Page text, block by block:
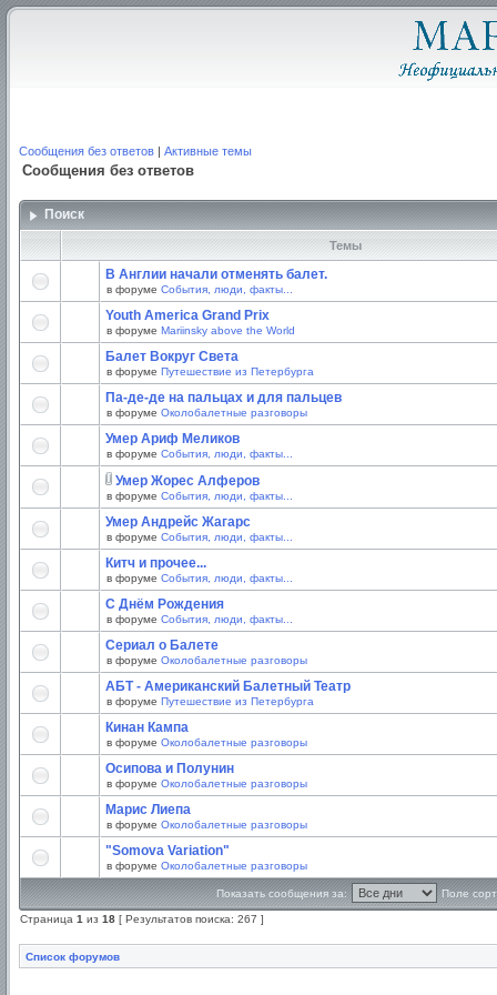
Сообщения без ответов | Активные темы
Сообщения без ответов
Поиск
Темы
В Англии начали отменять балет.
в форуме События, люди, факты...
Youth America Grand Prix
в форуме Mariinsky above the World
Балет Вокруг Света
в форуме Путешествие из Петербурга
Па-де-де на пальцах и для пальцев
в форуме Околобалетные разговоры
Умер Ариф Меликов
в форуме События, люди, факты...
Умер Жорес Алферов
в форуме События, люди, факты...
Умер Андрейс Жагарс
в форуме События, люди, факты...
Китч и прочее...
в форуме События, люди, факты...
С Днём Рождения
в форуме События, люди, факты...
Сериал о Балете
в форуме Околобалетные разговоры
АБТ - Американский Балетный Театр
в форуме Путешествие из Петербурга
Кинан Кампа
в форуме Околобалетные разговоры
Осипова и Полунин
в форуме Околобалетные разговоры
Марис Лиепа
в форуме Околобалетные разговоры
"Somova Variation"
в форуме Околобалетные разговоры
Показать сообщения за: Поле
Страница 1 из 18 [ Результатов поиска: 267 ]
Список форумов